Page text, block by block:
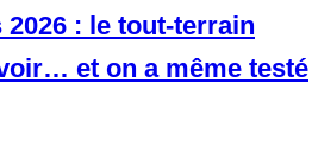
2026 : le tout-terrain
et on a même testé